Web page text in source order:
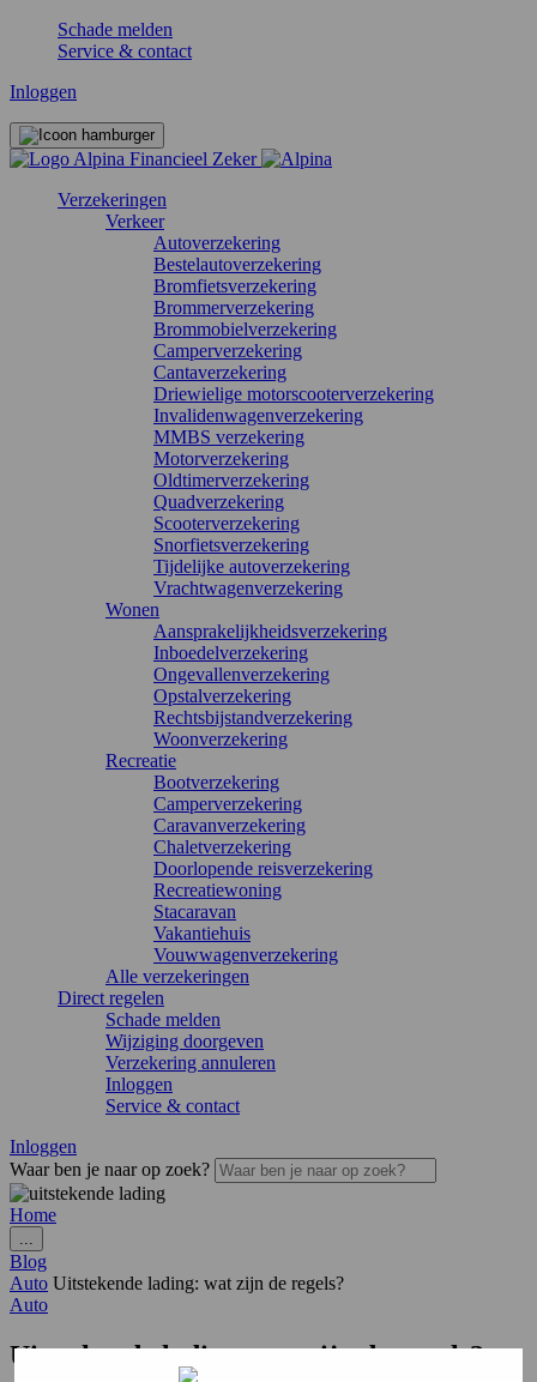
Schade melden
Service & contact
Inloggen
Verzekeringen
Verkeer
Autoverzekering
Bestelautoverzekering
Bromfietsverzekering
Brommerverzekering
Brommobielverzekering
Camperverzekering
Cantaverzekering
Driewielige motorscooterverzekering
Invalidenwagenverzekering
MMBS verzekering
Motorverzekering
Oldtimerverzekering
Quadverzekering
Scooterverzekering
Snorfietsverzekering
Tijdelijke autoverzekering
Vrachtwagenverzekering
Wonen
Aansprakelijkheidsverzekering
Inboedelverzekering
Ongevallenverzekering
Opstalverzekering
Rechtsbijstandverzekering
Woonverzekering
Recreatie
Bootverzekering
Camperverzekering
Caravanverzekering
Chaletverzekering
Doorlopende reisverzekering
Recreatiewoning
Stacaravan
Vakantiehuis
Vouwwagenverzekering
Alle verzekeringen
Direct regelen
Schade melden
Wijziging doorgeven
Verzekering annuleren
Inloggen
Service & contact
Inloggen
Waar ben je naar op zoek?
Home
...
Blog
Auto Uitstekende lading: wat zijn de regels?
Auto
Uitstekende lading: wat zijn de regels?